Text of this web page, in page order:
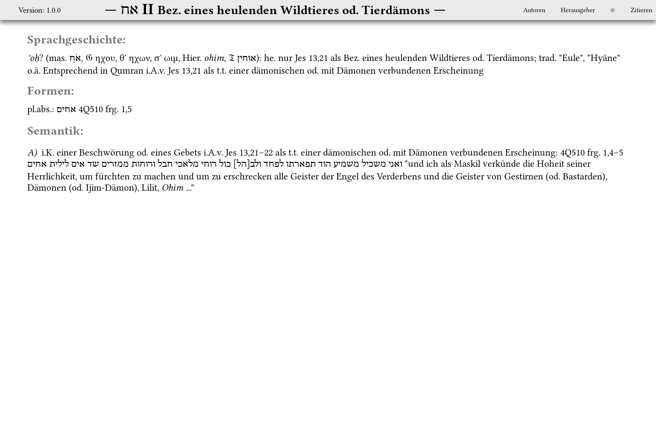
אח‎ II Bez. eines heulenden Wildtieres od. Tierdämons
Version: 1.0.0 Autoren Herausgeber © Zitieren
Sprachgeschichte:
ʾoḥ? (mas. אֹחַ, 𝔊 ηχου, θ´ ηχων, σ´ ωιμ, Hier. ohim, 𝔗 אוחין): he. nur Jes 13,21 als Bez. eines heulenden Wildtieres od. Tierdämons; trad.
o.ä. Entsprechend in Qumran i.A.v. Jes 13,21 als t.t. einer dämonischen od. mit Dämonen verbundenen Erscheinung
Formen:
pl.abs.: אחים 4Q510 frg. 1,5
Semantik:
A) i.K. einer Beschwörung od. eines Gebets i.A.v. Jes 13,21–22 als t.t. einer dämonischen od. mit Dämonen verbundenen Erscheinung: 4Q510 frg. 1,4–5
ואני משכיל משמיע הוד תפארתו לפחד ולב[הל] כול רוחי מלאכי חבל ורוחות ממזרים שד אים לילית אחים
"und ich als Maskil verkünde die Hoheit seiner
Herrlichkeit, um fürchten zu machen und um zu erschrecken alle Geister der Engel des Verderbens und die Geister von Gestirnen (od. Bastarden),
Dämonen (od. Ijim-Dämon), Lilit, Ohim ..."